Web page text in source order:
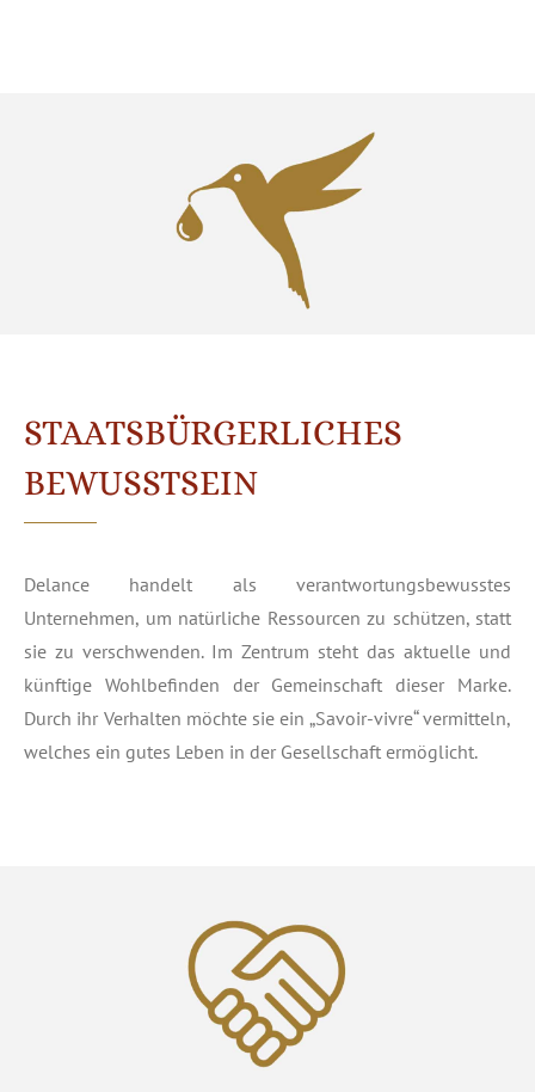
STAATSBÜRGERLICHES
BEWUSSTSEIN
Delance handelt als verantwortungsbewusstes
Unternehmen, um natürliche Ressourcen zu schützen, statt
sie zu verschwenden. Im Zentrum steht das aktuelle und
künftige Wohlbefinden der Gemeinschaft dieser Marke.
Durch ihr Verhalten möchte sie ein „Savoir-vivre“ vermitteln,
welches ein gutes Leben in der Gesellschaft ermöglicht.